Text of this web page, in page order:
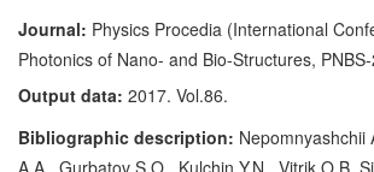
Journal: Physics Procedia (International
Photonics of Nano- and Bio-Structures,
Output data: 2017. Vol.86.
Bibliographic description: Nepomnyashchii
A.A., Gurbatov S.O., Kulchin Y.N., Vitrik O.B.